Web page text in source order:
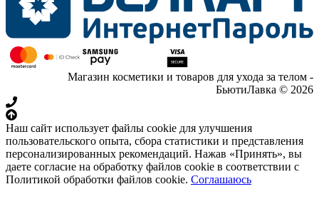
Магазин косметики и товаров для ухода за телом -
БьютиЛавка © 2026
Наш сайт использует файлы cookie для улучшения
пользовательского опыта, сбора статистики и представления
персонализированных рекомендаций. Нажав «Принять», вы
даете согласие на обработку файлов cookie в соответствии с
Политикой обработки файлов cookie. Соглашаюсь